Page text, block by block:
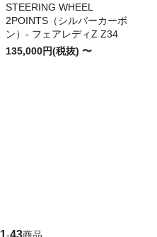
STEERING WHEEL
2POINTS（シルバーカーボ
ン）- フェアレディZ Z34
135,000円(税抜) 〜
1-43商品